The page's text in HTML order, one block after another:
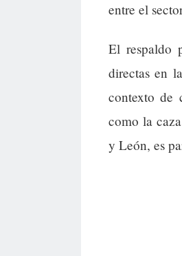
entre el
El respaldo
directas en
contexto de
como la
y León, es